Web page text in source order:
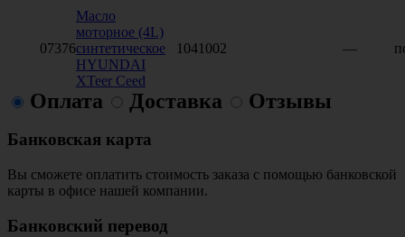
07376
Масло
моторное (4L)
синтетическое
HYUNDAI
XTeer Ceed
1041002 —
Оплата Доставка Отзывы
Банковская карта
Вы сможете оплатить стоимость заказа с помощью банковской
карты в офисе нашей компании.
Банковский перевод